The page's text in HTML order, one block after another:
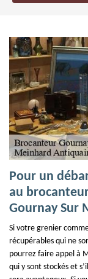
Pour un
au
Gournay Sur
Si votre grenier
récupérables qui ne
pourrez faire appel à
qui y sont stockés et